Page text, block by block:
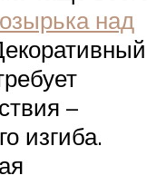
над
–
изгиба.